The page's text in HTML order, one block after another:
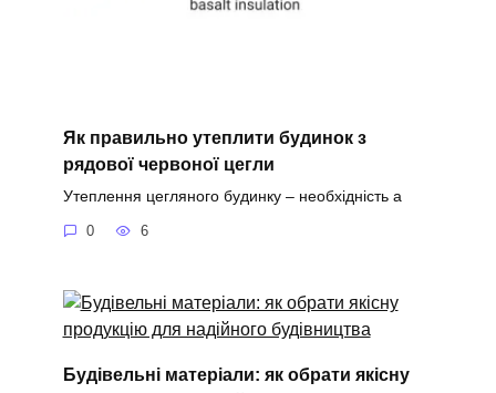
Як правильно утеплити будинок з
рядової червоної цегли
Утеплення цегляного будинку – необхідність а
0 6
Будівельні матеріали: як обрати якісну